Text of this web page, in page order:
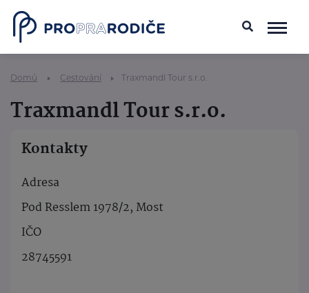
Domů Cestování Traxmandl Tour s.r.o.
Traxmandl Tour s.r.o.
Kontakty
Adresa
Pod Resslem 1978/2, Most
IČO
28745591